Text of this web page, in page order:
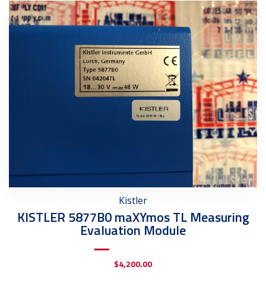
Kistler
KISTLER 5877B0 maXYmos TL Measuring
Evaluation Module
$4,200.00